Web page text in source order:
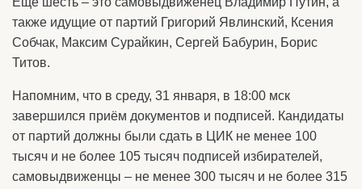
также идущие от партий Григорий Явлинский, Ксения
Собчак, Максим Сурайкин, Сергей Бабурин, Борис
Титов.
Напомним, что в среду, 31 января, в 18:00 мск
завершился приём документов и подписей. Кандидаты
от партий должны были сдать в ЦИК не менее 100
тысяч и не более 105 тысяч подписей избирателей,
самовыдвиженцы – не менее 300 тысяч и не более 315